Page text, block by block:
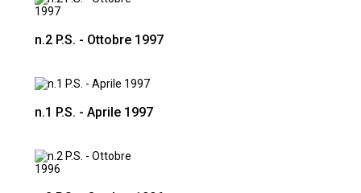
n.2 P.S. - Ottobre 1997
n.1 P.S. - Aprile 1997